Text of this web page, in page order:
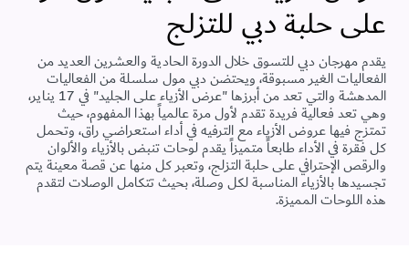
على حلبة دبي للتزلج
يقدم مهرجان دبي للتسوق خلال الدورة الحادية والعشرين العديد من
الفعاليات الغير مسبوقة، ويحتضن دبي مول سلسلة من الفعاليات
المدهشة والتي تعد من أبرزها "عرض الأزياء على الجليد" في 17 يناير،
وهي تعد فعالية فريدة تقدم لأول مرة عالمياً بهذا المفهوم، حيث
تمتزج فيها عروض الأزياء مع الترفيه في أداء استعراضي راق، وتحمل
كل فقرة في الأداء طابعاً متميزاً يقدم لوحات تنبض بالأزياء والألوان
والرقص الإحترافي على حلبة التزلج، وتعبر كل منها عن قصة معينة يتم
تجسيدها بالأزياء المناسبة لكل وصلة، بحيث تتكامل الوصلات لتقدم
هذه اللوحات المميزة.